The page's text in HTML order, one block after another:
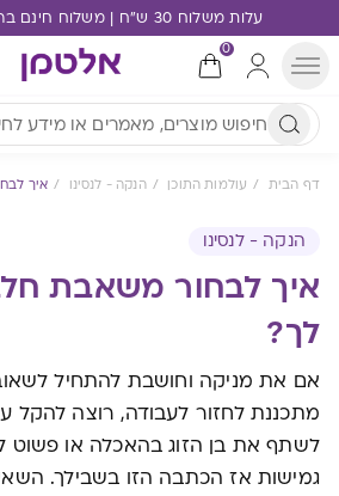
עלות משלוח 30 ש"ח | משלוח חינם ברכישה מעל 249 ₪
0
דף הבית עולמות התוכן הנקה - לנסינו איך
הנקה - לנסינו
איך לבחור משאבת
לך?
אם את מניקה וחושבת להתחיל
מתכננת לחזור לעבודה, רוצה להקל
לשתף את בן הזוג בהאכלה או פשוט
גמישות אז הכתבה הזו בשבילך.